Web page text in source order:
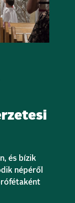
és bízik
népéről